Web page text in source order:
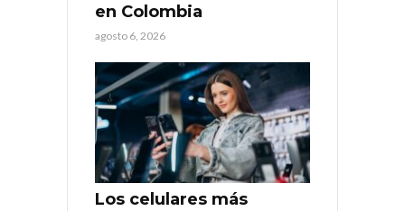
en Colombia
agosto 6, 2026
Los celulares más